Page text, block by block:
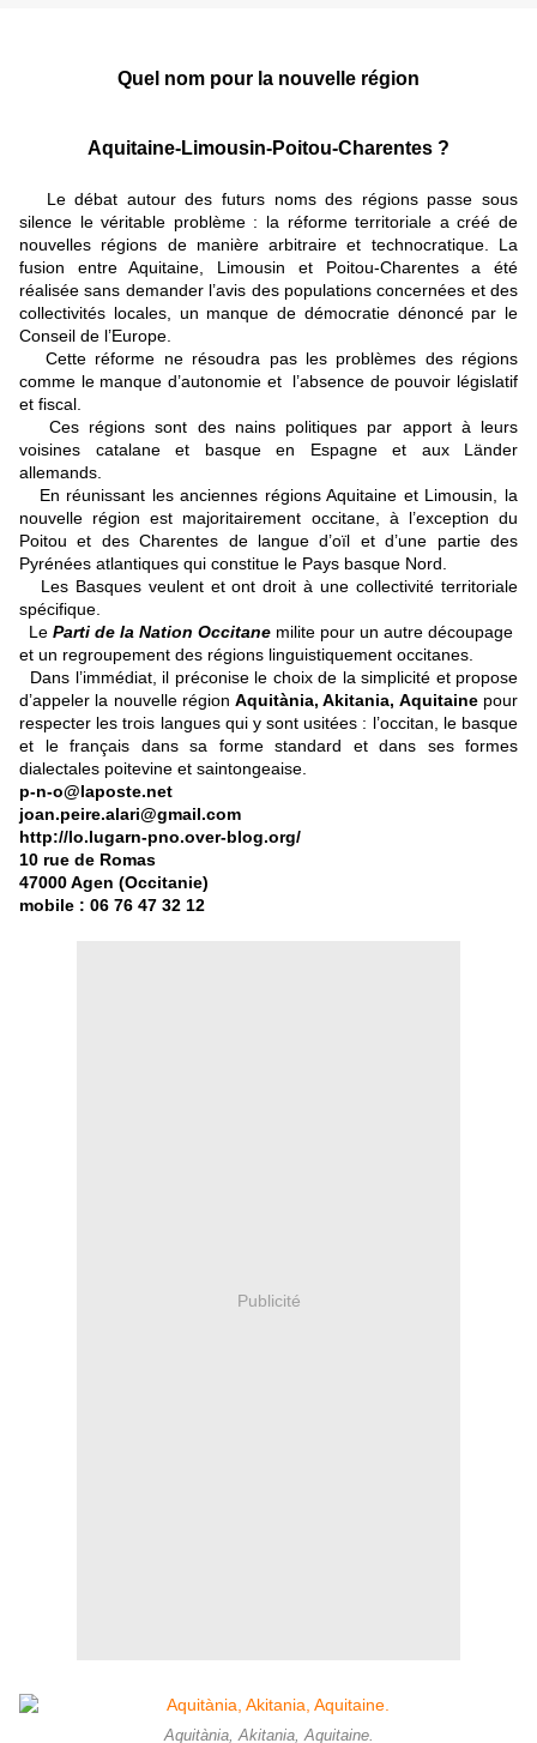
Quel nom pour la nouvelle région
Aquitaine-Limousin-Poitou-Charentes ?
Le débat autour des futurs noms des régions passe sous
silence le véritable problème : la réforme territoriale a créé de
nouvelles régions de manière arbitraire et technocratique. La
fusion entre Aquitaine, Limousin et Poitou-Charentes a été
réalisée sans demander l’avis des populations concernées et des
collectivités locales, un manque de démocratie dénoncé par le
Conseil de l’Europe.
Cette réforme ne résoudra pas les problèmes des régions
comme le manque d’autonomie et l’absence de pouvoir législatif
et fiscal.
Ces régions sont des nains politiques par apport à leurs
voisines catalane et basque en Espagne et aux Länder
allemands.
En réunissant les anciennes régions Aquitaine et Limousin, la
nouvelle région est majoritairement occitane, à l’exception du
Poitou et des Charentes de langue d’oïl et d’une partie des
Pyrénées atlantiques qui constitue le Pays basque Nord.
Les Basques veulent et ont droit à une collectivité territoriale
spécifique.
Le Parti de la Nation Occitane milite pour un autre découpage
et un regroupement des régions linguistiquement occitanes.
Dans l’immédiat, il préconise le choix de la simplicité et propose
d’appeler la nouvelle régionAquitània, Akitania, Aquitainepour
respecter les trois langues qui y sont usitées : l’occitan, le basque
et le français dans sa forme standard et dans ses formes
dialectales poitevine et saintongeaise.
p-n-o@laposte.net
joan.peire.alari@gmail.com
http://lo.lugarn-pno.over-blog.org/
10 rue de Romas
47000 Agen (Occitanie)
mobile : 06 76 47 32 12
Publicité
Aquitània, Akitania, Aquitaine.